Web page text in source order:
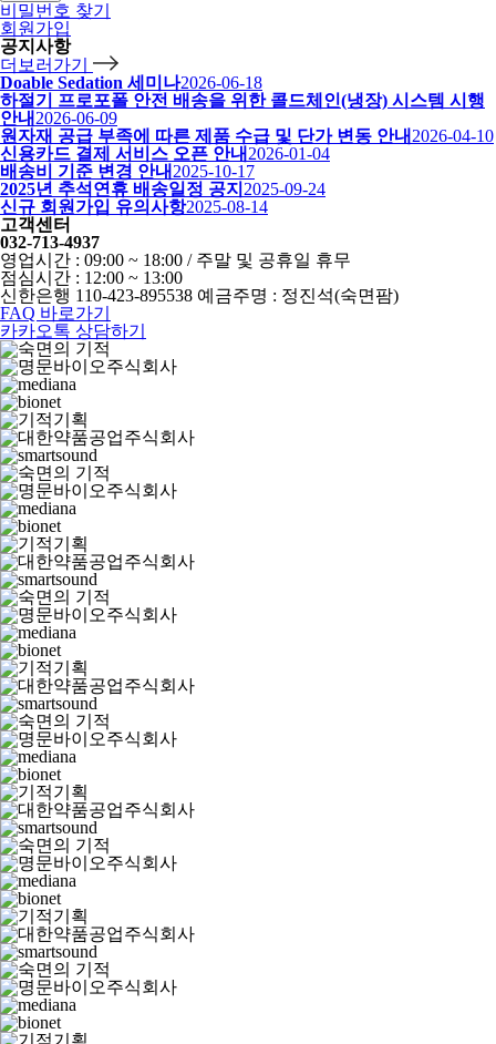
비밀번호 찾기
회원가입
공지사항
더보러가기
Doable Sedation 세미나2026-06-18
하절기 프로포폴 안전 배송을 위한 콜드체인(냉장) 시스템 시행
안내 2026-06-09
원자재 공급 부족에 따른 제품 수급 및 단가 변동 안내 2026-04-10
신용카드 결제 서비스 오픈 안내 2026-01-04
배송비 기준 변경 안내 2025-10-17
2025년 추석연휴 배송일정 공지 2025-09-24
신규 회원가입 유의사항2025-08-14
고객센터
032-713-4937
영업시간 : 09:00 ~ 18:00 / 주말 및 공휴일 휴무
점심시간 : 12:00 ~ 13:00
신한은행 110-423-895538 예금주명 : 정진석(숙면팜)
FAQ 바로가기
카카오톡 상담하기